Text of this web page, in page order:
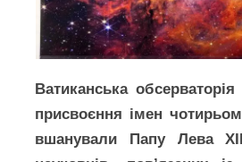
Ватиканська
присвоєння імен
вшанували Папу Лева